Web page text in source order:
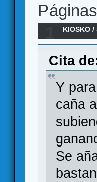
KIOSKO /
remake)
Cita
Y
caña
Se